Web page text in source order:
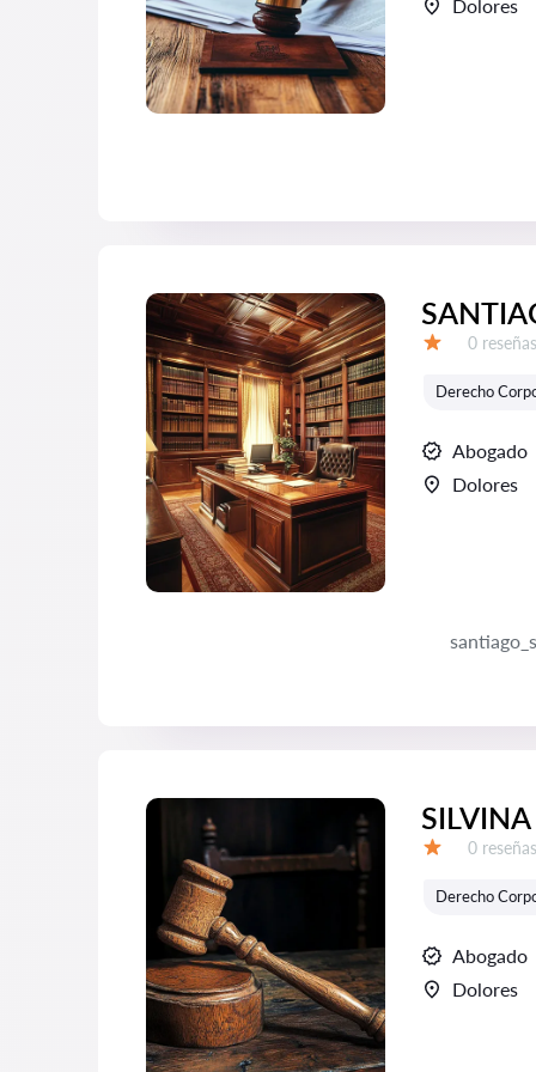
Dolores
Número
0 reseñas
Derecho
Abogado
Dolores
SILVINA
Número
0 reseñas
Derecho
Abogado
Dolores